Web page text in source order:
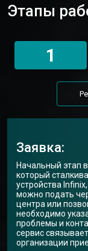
Этапы
1
Заявка:
Начальный этап
который
устройства
можно подать
центра или
необходимо
проблемы и
сервис
организации